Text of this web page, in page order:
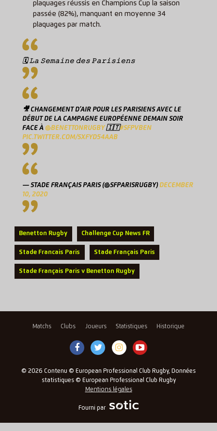
plaquages réussis en Champions Cup la saison
passée (82%), manquant en moyenne 34
plaquages par match.
🗓 𝙻𝚊 𝚂𝚎𝚖𝚊𝚒𝚗𝚎 𝚍𝚎𝚜 𝙿𝚊𝚛𝚒𝚜𝚒𝚎𝚗𝚜
🎥 CHANGEMENT D’AIR POUR LES PARISIENS AVEC LE
DÉBUT DE LA CAMPAGNE EUROPÉENNE DEMAIN SOIR
FACE À @BENETTONRUGBY🇮🇹#SFPVBEN
PIC.TWITTER.COM/SXFYD54AAB
— STADE FRANÇAIS PARIS (@SFPARISRUGBY)DECEMBER
10, 2020
Benetton Rugby Challenge Cup News FR
Stade Francais Paris Stade Français Paris
Stade Français Paris v Benetton Rugby
Matchs Clubs Joueurs Statistiques Historique
© 2026 Contenu © European Professional Club Rugby, Données
statistiques © European Professional Club Rugby
Mentions légales
Fourni par